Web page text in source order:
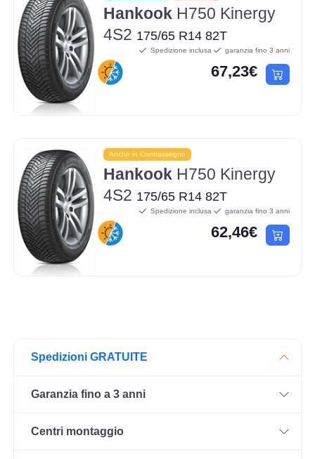
Hankook H750 Kinergy
4S2 175/65 R14 82T
Spedizione inclusa garanzia fino 3 anni
67,23€
Anche in Contrassegno
Hankook H750 Kinergy
4S2 175/65 R14 82T
Spedizione inclusa garanzia fino 3 anni
62,46€
Spedizioni GRATUITE
Garanzia fino a 3 anni
Centri montaggio